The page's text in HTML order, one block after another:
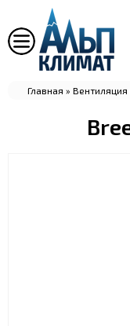
Главная » Вентиляция